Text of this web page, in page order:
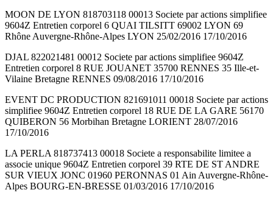
MOON DE LYON 818703118 00013 Societe par actions simplifiee
9604Z Entretien corporel 6 QUAI TILSITT 69002 LYON 69
Rhône Auvergne-Rhône-Alpes LYON 25/02/2016 17/10/2016
DJAL 822021481 00012 Societe par actions simplifiee 9604Z
Entretien corporel 8 RUE JOUANET 35700 RENNES 35 Ille-et-
Vilaine Bretagne RENNES 09/08/2016 17/10/2016
EVENT DC PRODUCTION 821691011 00018 Societe par actions
simplifiee 9604Z Entretien corporel 18 RUE DE LA GARE 56170
QUIBERON 56 Morbihan Bretagne LORIENT 28/07/2016
17/10/2016
LA PERLA 818737413 00018 Societe a responsabilite limitee a
associe unique 9604Z Entretien corporel 39 RTE DE ST ANDRE
SUR VIEUX JONC 01960 PERONNAS 01 Ain Auvergne-Rhône-
Alpes BOURG-EN-BRESSE 01/03/2016 17/10/2016